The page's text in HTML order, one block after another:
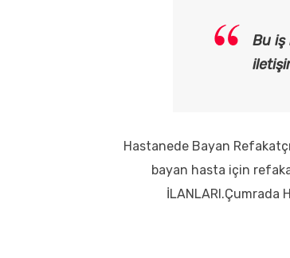
Bu iş
Hastanede Bayan
bayan hasta için
İLANLARI.Çumrada